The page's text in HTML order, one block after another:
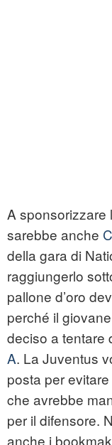
A sponsorizzare
sarebbe anche
della gara di
raggiungerlo
pallone d’oro
perché il
deciso a tentare
A. La Juventus
posta per
che avrebbe
per il difensore.
anche i